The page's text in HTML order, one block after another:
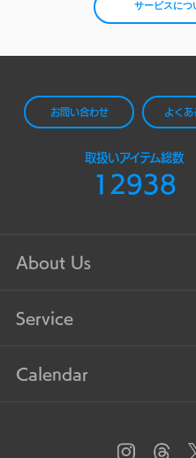
サービスにつ
お問い合わせ よくあ
取扱いアイテム総数
12938
About Us
Service
Calendar